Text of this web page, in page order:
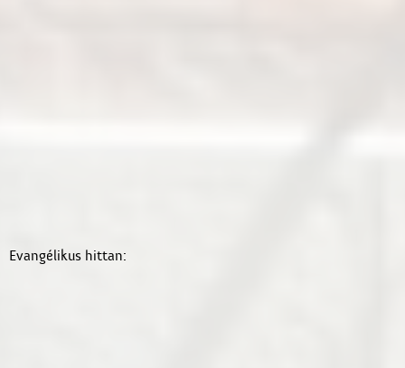
Evangélikus hittan: